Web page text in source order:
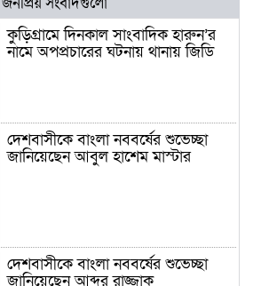
কুড়িগ্রামে দিনকাল সাংবাদিক হারুন’র
নামে অপপ্রচারের ঘটনায় থানায় জিডি
দেশবাসীকে বাংলা নববর্ষের শুভেচ্ছা
জানিয়েছেন আবুল হাশেম মাস্টার
দেশবাসীকে বাংলা নববর্ষের শুভেচ্ছা
জানিয়েছেন আব্দুর রাজ্জাক